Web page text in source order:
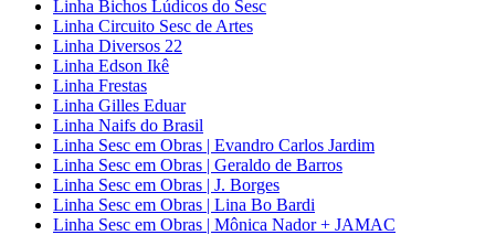
Linha Bichos Lúdicos do Sesc
Linha Circuito Sesc de Artes
Linha Diversos 22
Linha Edson Ikê
Linha Frestas
Linha Gilles Eduar
Linha Naifs do Brasil
Linha Sesc em Obras | Evandro Carlos Jardim
Linha Sesc em Obras | Geraldo de Barros
Linha Sesc em Obras | J. Borges
Linha Sesc em Obras | Lina Bo Bardi
Linha Sesc em Obras | Mônica Nador + JAMAC